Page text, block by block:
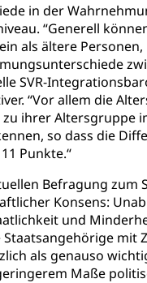
in der
“Generell
als ältere
SVR-
“Vor allem die
zu ihrer Altersgruppe
so dass die
Punkte.“
Befragung zum
Konsens:
und
Staatsangehörige mit
als genauso
Maße